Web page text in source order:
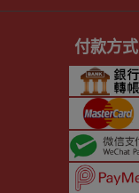
付款方式